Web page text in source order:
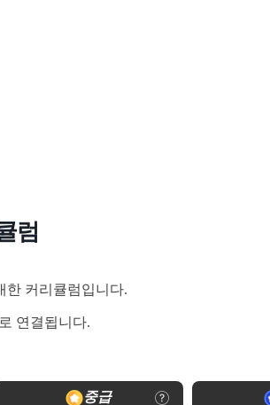
럼
한 커리큘럼입니다.
연결됩니다.
중급